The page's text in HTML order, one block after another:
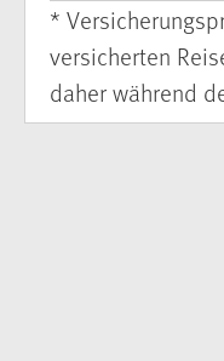
*
versicherten
daher während